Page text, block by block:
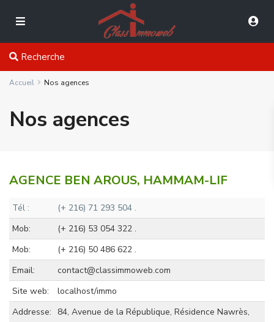
Recherche
Accueil Nos agences
Nos agences
AGENCE BEN AROUS, HAMMAM-LIF
Tél :
(+ 216) 71 293 504 .
Mob:
(+ 216) 53 054 322 .
Mob:
(+ 216) 50 486 622 .
Email:
contact@classimmoweb.com
Site web:
localhost/immo
Addresse:
84, Avenue de la République, Résidence Nawrès,